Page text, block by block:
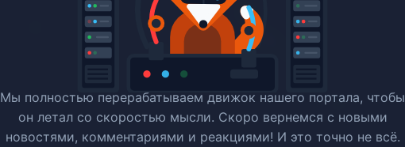
Мы полностью перерабатываем движок нашего портала, чтобы
он летал со скоростью мысли. Скоро вернемся c новыми
новостями, комментариями и реакциями! И это точно не всё.